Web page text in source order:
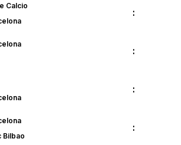
Calcio
:
:
:
Bilbao
: